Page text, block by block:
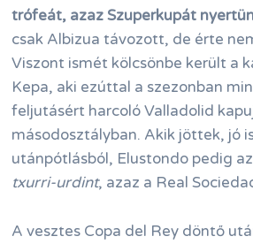
trófeát, azaz Szuperkupát
csak Albizua távozott, de érte
Viszont ismét kölcsönbe került a
Kepa, aki ezúttal a szezonban
feljutásért harcoló Valladolid
másodosztályban. Akik jöttek, jó
utánpótlásból, Elustondo pedig
txurri-urdint, azaz a Real
A vesztes Copa del Rey döntő